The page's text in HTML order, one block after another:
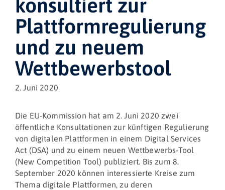
konsultiert zur
Plattformregulierung
und zu neuem
Wettbewerbstool
2. Juni 2020
Die EU-Kommission hat am 2. Juni 2020 zwei
öffentliche Konsultationen zur künftigen Regulierung
von digitalen Plattformen in einem Digital Services
Act (DSA) und zu einem neuen Wettbewerbs-Tool
(New Competition Tool) publiziert. Bis zum 8.
September 2020 können interessierte Kreise zum
Thema digitale Plattformen, zu deren